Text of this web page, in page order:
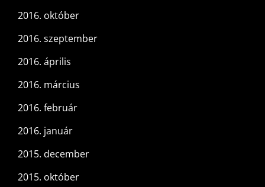
2016. október
2016. szeptember
2016. április
2016. március
2016. február
2016. január
2015. december
2015. október